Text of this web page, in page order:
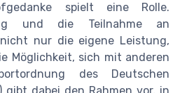
spielt eine Rolle.
und die Teilnahme an
nur die eigene Leistung,
Möglichkeit, sich mit anderen
des Deutschen